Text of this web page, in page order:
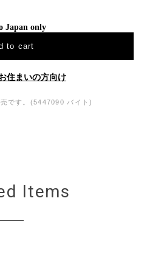
Japan only
to cart
住まいの方向け
です。(5447090 バイト)
Items